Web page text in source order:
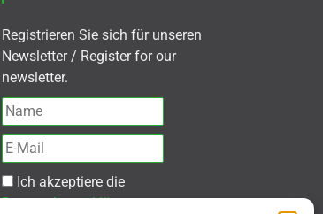
Registrieren Sie sich für unseren
Newsletter / Register for our
newsletter.
Ich akzeptiere die
Datenschutzerklärung